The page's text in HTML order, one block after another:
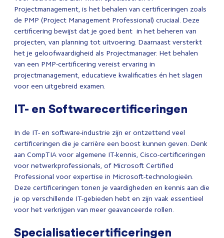
Projectmanagement, is het behalen van certificeringen zoals
de PMP (Project Management Professional) cruciaal. Deze
certificering bewijst dat je goed bent in het beheren van
projecten, van planning tot uitvoering. Daarnaast versterkt
het je geloofwaardigheid als Projectmanager. Het behalen
van een PMP-certificering vereist ervaring in
projectmanagement, educatieve kwalificaties én het slagen
voor een uitgebreid examen.
IT- en Softwarecertificeringen
In de IT- en software-industrie zijn er ontzettend veel
certificeringen die je carrière een boost kunnen geven. Denk
aan CompTIA voor algemene IT-kennis, Cisco-certificeringen
voor netwerkprofessionals, of Microsoft Certified
Professional voor expertise in Microsoft-technologieën.
Deze certificeringen tonen je vaardigheden en kennis aan die
je op verschillende IT-gebieden hebt en zijn vaak essentieel
voor het verkrijgen van meer geavanceerde rollen.
Specialisatiecertificeringen